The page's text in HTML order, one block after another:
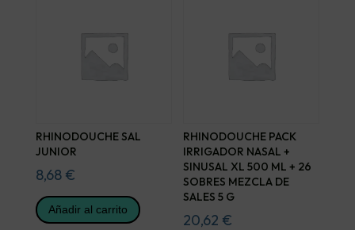
RHINODOUCHE SAL
JUNIOR
8,68 €
Añadir al carrito
RHINODOUCHE PACK
IRRIGADOR NASAL +
SINUSAL XL 500 ML + 26
SOBRES MEZCLA DE
SALES 5 G
20,62 €